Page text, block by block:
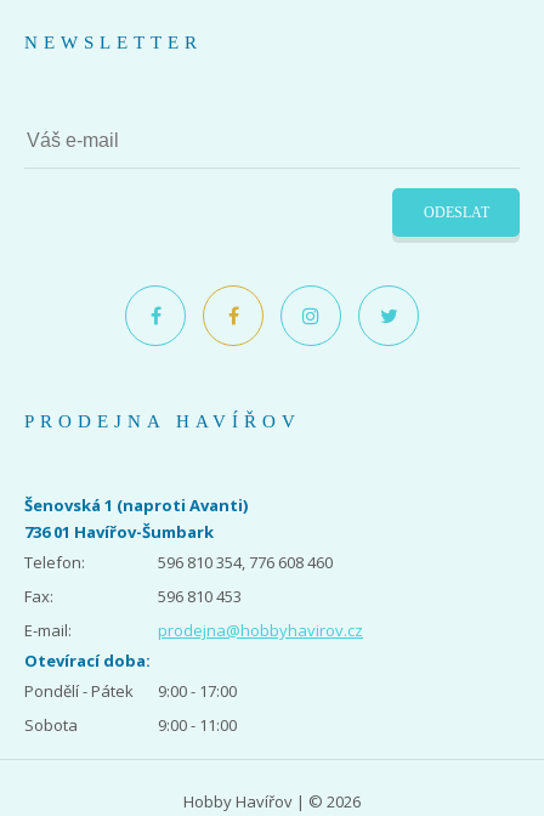
NEWSLETTER
ODESLAT
PRODEJNA HAVÍŘOV
Šenovská 1 (naproti Avanti)
736 01 Havířov-Šumbark
Telefon:
596 810 354, 776 608 460
Fax:
596 810 453
E-mail:
prodejna@hobbyhavirov.cz
Otevírací doba:
Pondělí - Pátek
9:00 - 17:00
Sobota
9:00 - 11:00
Hobby Havířov | © 2026